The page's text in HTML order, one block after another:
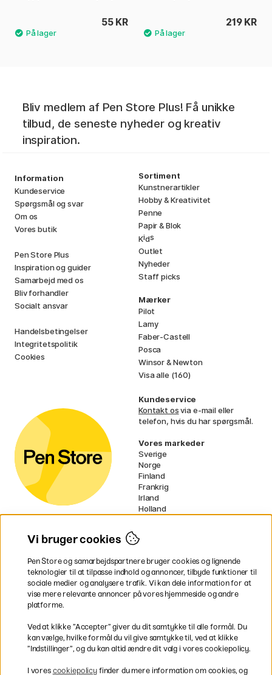
55 KR 219 KR
Bliv medlem af Pen Store Plus! Få unikke
tilbud, de seneste nyheder og kreativ
inspiration.
Information
Kundeservice
Spørgsmål og svar
Om os
Vores butik
Pen Store Plus
Inspiration og guider
Samarbejd med os
Bliv forhandler
Socialt ansvar
Handelsbetingelser
Integritetspolitik
Cookies
Sortiment
Kunstnerartikler
Hobby & Kreativitet
Penne
Papir & Blok
Kids
Outlet
Nyheder
Staff picks
Mærker
Pilot
Lamy
Faber-Castell
Posca
Winsor & Newton
Visa alle (160)
Kundeservice
Kontakt osvia e-mail eller
telefon, hvis du har spørgsmål.
Vores markeder
Sverige
Norge
Finland
Frankrig
Irland
Holland
EU
* Specifikkefragtvilkår gælder for
voluminøse varer.
Hurtig levering til hele Danmark
Vi bruger cookies
Pen Store og samarbejdspartnere bruger cookies og lignende
teknologier til at tilpasse indhold og annoncer, tilbyde funktioner til
sociale medier og analysere trafik. Vi kan dele information for at
vise mere relevante annoncer på vores hjemmeside og andre
platforme.
Ved at klikke ”Accepter” giver du dit samtykke til alle formål. Du
kan vælge, hvilke formål du vil give samtykke til, ved at klikke
”Indstillinger”, og du kan altid ændre dit valg i vores cookiepolicy.
I vores cookiepolicyfinder du mere information om cookies, og